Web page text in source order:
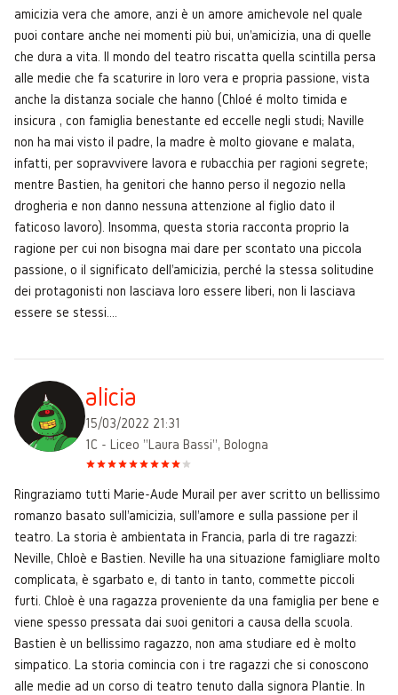
amicizia vera che amore, anzi è un amore amichevole nel quale
puoi contare anche nei momenti più bui, un'amicizia, una di quelle
che dura a vita. Il mondo del teatro riscatta quella scintilla persa
alle medie che fa scaturire in loro vera e propria passione, vista
anche la distanza sociale che hanno (Chloé é molto timida e
insicura , con famiglia benestante ed eccelle negli studi; Naville
non ha mai visto il padre, la madre è molto giovane e malata,
infatti, per sopravvivere lavora e rubacchia per ragioni segrete;
mentre Bastien, ha genitori che hanno perso il negozio nella
drogheria e non danno nessuna attenzione al figlio dato il
faticoso lavoro). Insomma, questa storia racconta proprio la
ragione per cui non bisogna mai dare per scontato una piccola
passione, o il significato dell'amicizia, perché la stessa solitudine
dei protagonisti non lasciava loro essere liberi, non li lasciava
essere se stessi....
alicia
15/03/2022 21:31
1C - Liceo "Laura Bassi", Bologna
Ringraziamo tutti Marie-Aude Murail per aver scritto un bellissimo
romanzo basato sull'amicizia, sull'amore e sulla passione per il
teatro. La storia è ambientata in Francia, parla di tre ragazzi:
Neville, Chloè e Bastien. Neville ha una situazione famigliare molto
complicata, è sgarbato e, di tanto in tanto, commette piccoli
furti. Chloè è una ragazza proveniente da una famiglia per bene e
viene spesso pressata dai suoi genitori a causa della scuola.
Bastien è un bellissimo ragazzo, non ama studiare ed è molto
simpatico. La storia comincia con i tre ragazzi che si conoscono
alle medie ad un corso di teatro tenuto dalla signora Plantie. In